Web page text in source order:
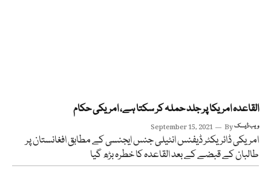
القاعدہ امریکا پر جلد حملہ کر سکتا ہے، امریکی حکام
September 15, 2021 Byویب ڈیسک
امریکی ڈائریکٹر ڈیفنس انٹیلی جنس ایجنسی کے مطابق افغانستان پر
طالبان کے قبضے کے بعد القاعدہ کا خطرہ بڑھ گیا